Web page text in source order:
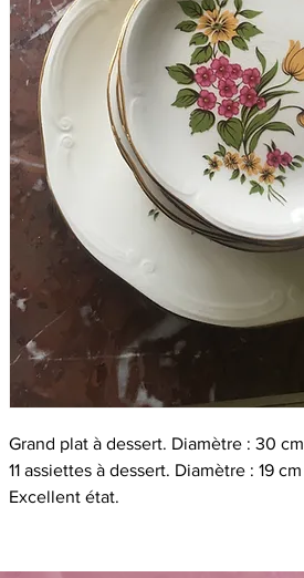
Grand plat à dessert. Diamètre : 30 cm
11 assiettes à dessert. Diamètre : 19 cm
Excellent état.